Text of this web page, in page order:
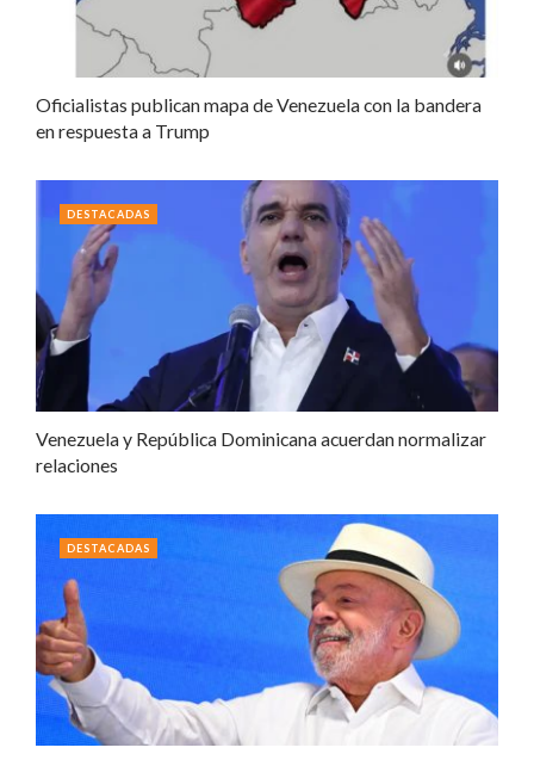
Oficialistas publican mapa de Venezuela con la bandera
en respuesta a Trump
Venezuela y República Dominicana acuerdan normalizar
relaciones
DESTACADAS
DESTACADAS